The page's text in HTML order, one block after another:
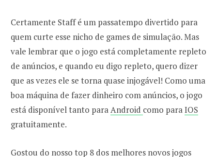
Certamente Staff é um passatempo divertido para
quem curte esse nicho de games de simulação. Mas
vale lembrar que o jogo está completamente repleto
de anúncios, e quando eu digo repleto, quero dizer
que as vezes ele se torna quase injogável! Como uma
boa máquina de fazer dinheiro com anúncios, o jogo
está disponível tanto paraAndroid como paraIOS
gratuitamente.
Gostou do nosso top 8 dos melhores novos jogos